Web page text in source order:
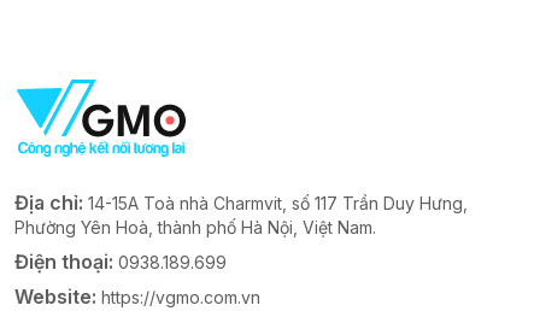
Địa chỉ: 14-15A Toà nhà Charmvit, số 117 Trần Duy Hưng,
Phường Yên Hoà, thành phố Hà Nội, Việt Nam.
Điện thoại: 0938.189.699
Website: https://vgmo.com.vn